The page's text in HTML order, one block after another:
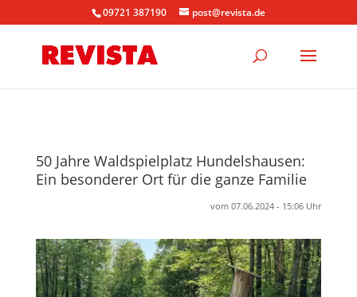
09721 387190 post@revista.de
50 Jahre Waldspielplatz Hundelshausen:
Ein besonderer Ort für die ganze Familie
vom 07.06.2024 - 15:06 Uhr